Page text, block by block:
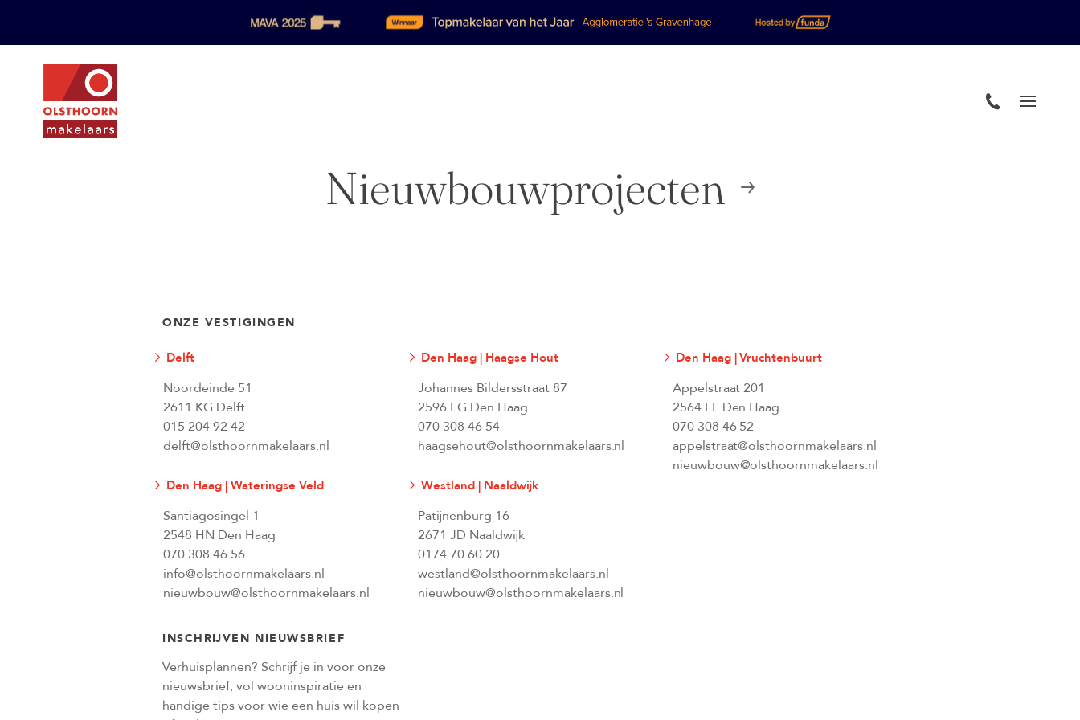
Nieuwbouwprojecten
ONZE VESTIGINGEN
Delft
Noordeinde 51
2611 KG Delft
015 204 92 42
delft@olsthoornmakelaars.nl
Den Haag | Haagse Hout
Johannes Bildersstraat 87
2596 EG Den Haag
070 308 46 54
haagsehout@olsthoornmakelaars.nl
Den Haag | Vruchtenbuurt
Appelstraat 201
2564 EE Den Haag
070 308 46 52
appelstraat@olsthoornmakelaars.nl
nieuwbouw@olsthoornmakelaars.nl
Den Haag | Wateringse Veld
Santiagosingel 1
2548 HN Den Haag
070 308 46 56
info@olsthoornmakelaars.nl
nieuwbouw@olsthoornmakelaars.nl
Westland | Naaldwijk
Patijnenburg 16
2671 JD Naaldwijk
0174 70 60 20
westland@olsthoornmakelaars.nl
nieuwbouw@olsthoornmakelaars.nl
INSCHRIJVEN NIEUWSBRIEF
Verhuisplannen? Schrijf je in voor onze
nieuwsbrief, vol wooninspiratie en
handige tips voor wie een huis wil kopen